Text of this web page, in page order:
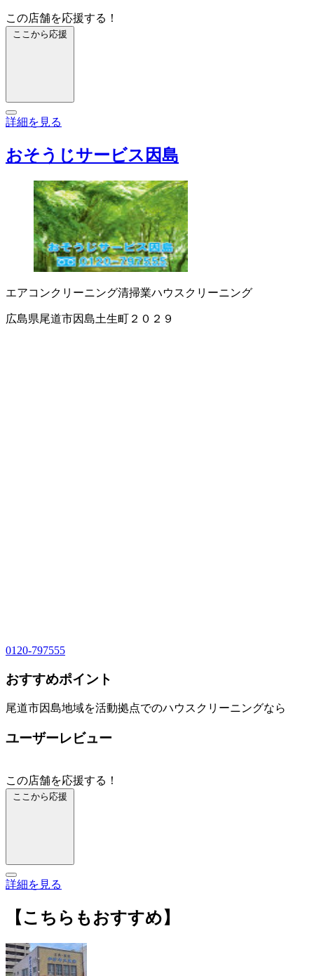
この店舗を応援する！
ここから応援
詳細を見る
おそうじサービス因島
エアコンクリーニング清掃業ハウスクリーニング
広島県尾道市因島土生町２０２９
0120-797555
おすすめポイント
尾道市因島地域を活動拠点でのハウスクリーニングなら
ユーザーレビュー
この店舗を応援する！
ここから応援
詳細を見る
【こちらもおすすめ】